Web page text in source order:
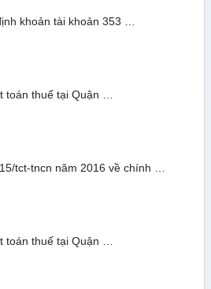
khoản tài khoản 353 …
toán thuế tại Quận …
tct-tncn năm 2016 về chính …
toán thuế tại Quận …